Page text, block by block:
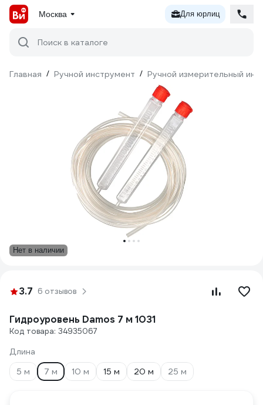
Москва Для юрлиц
Поиск в каталоге
Главная / Ручной инструмент / Ручной измерительный
Нет в наличии
3.7 6 отзывов
Гидроуровень Damos 7 м 1031
Код товара: 34935067
Длина
5 м
7 м 10 м 15 м 20 м 25 м